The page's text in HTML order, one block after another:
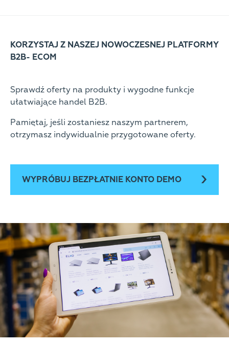
KORZYSTAJ Z NASZEJ NOWOCZESNEJ PLATFORMY
B2B- ECOM
Sprawdź oferty na produkty i wygodne funkcje
ułatwiające handel B2B.
Pamiętaj, jeśli zostaniesz naszym partnerem,
otrzymasz indywidualnie przygotowane oferty.
WYPRÓBUJ BEZPŁATNIE KONTO DEMO